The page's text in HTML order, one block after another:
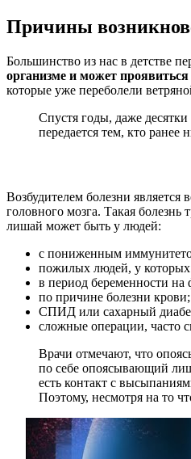
Причины
Большинство из нас в детстве
организме и может проявиться
которые уже переболели
Спустя годы, даже
передается тем, кто ранее
Возбудителем болезни является
головного мозга. Такая
лишай может быть у людей:
с пониженным
пожилых людей, у которых
в период беременности
по причине болезни крови;
СПИД или сахарный
сложные операции, часто
Врачи отмечают, что
по себе опоясывающий
есть контакт с
Поэтому, несмотря на то